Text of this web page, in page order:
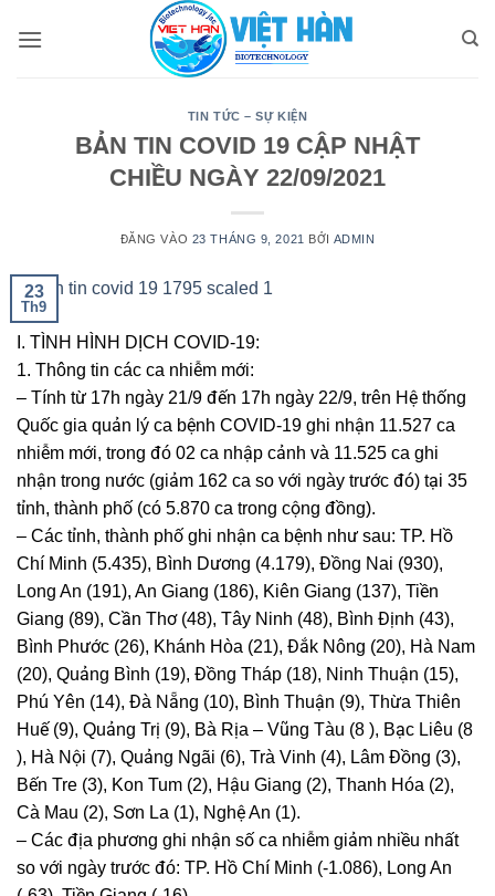
qua
TIN TỨC – SỰ KIỆN
BẢN TIN COVID 19 CẬP NHẬT
CHIỀU NGÀY 22/09/2021
ĐĂNG VÀO 23 THÁNG 9, 2021 BỞI ADMIN
23
Th9
I. TÌNH HÌNH DỊCH COVID-19:
1. Thông tin các ca nhiễm mới:
– Tính từ 17h ngày 21/9 đến 17h ngày 22/9, trên Hệ thống
Quốc gia quản lý ca bệnh COVID-19 ghi nhận 11.527 ca
nhiễm mới, trong đó 02 ca nhập cảnh và 11.525 ca ghi
nhận trong nước (giảm 162 ca so với ngày trước đó) tại 35
tỉnh, thành phố (có 5.870 ca trong cộng đồng).
– Các tỉnh, thành phố ghi nhận ca bệnh như sau: TP. Hồ
Chí Minh (5.435), Bình Dương (4.179), Đồng Nai (930),
Long An (191), An Giang (186), Kiên Giang (137), Tiền
Giang (89), Cần Thơ (48), Tây Ninh (48), Bình Định (43),
Bình Phước (26), Khánh Hòa (21), Đắk Nông (20), Hà Nam
(20), Quảng Bình (19), Đồng Tháp (18), Ninh Thuận (15),
Phú Yên (14), Đà Nẵng (10), Bình Thuận (9), Thừa Thiên
Huế (9), Quảng Trị (9), Bà Rịa – Vũng Tàu (8 ), Bạc Liêu (8
), Hà Nội (7), Quảng Ngãi (6), Trà Vinh (4), Lâm Đồng (3),
Bến Tre (3), Kon Tum (2), Hậu Giang (2), Thanh Hóa (2),
Cà Mau (2), Sơn La (1), Nghệ An (1).
– Các địa phương ghi nhận số ca nhiễm giảm nhiều nhất
so với ngày trước đó: TP. Hồ Chí Minh (-1.086), Long An